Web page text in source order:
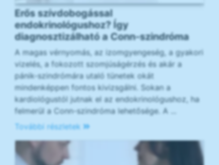
Erős szívdobogással
endokrinológushoz? Így
diagnosztizálható a Conn-szindróma
A magas vérnyomás, az izomgyengeség, a gyakori
vizelés, a fokozott szomjúságérzés és akár a
pánik-szindrómára utaló tünetek okát
mindenképpen fontos kivizsgálni. Sokan a
kardiológustól jutnak el az endokrinológushoz, ha
felmerül a Conn-szindróma lehetősége. A ...
További részletek